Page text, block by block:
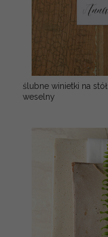
ślubne winietki na stół
weselny